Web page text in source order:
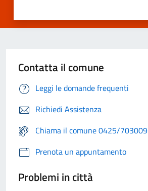
Contatta il comune
Leggi le domande frequenti
Richiedi Assistenza
Chiama il comune 0425/703009
Prenota un appuntamento
Problemi in città